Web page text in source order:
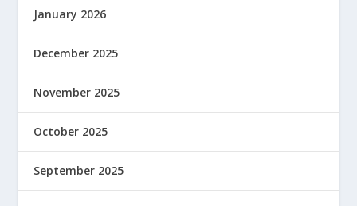
January 2026
December 2025
November 2025
October 2025
September 2025